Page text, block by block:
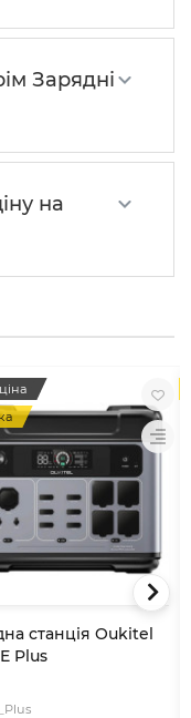
Зарядні
на
станція Oukitel
Plus